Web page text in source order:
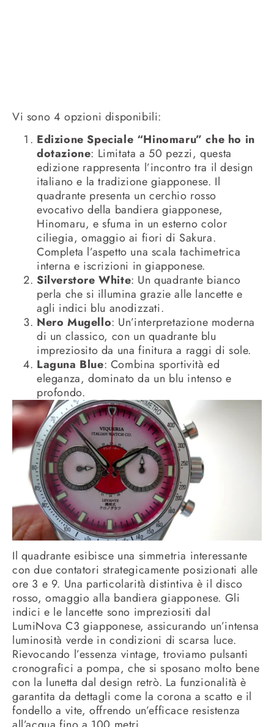
Vi sono 4 opzioni disponibili:
Edizione Speciale “Hinomaru” che ho in
dotazione: Limitata a 50 pezzi, questa
edizione rappresenta l’incontro tra il design
italiano e la tradizione giapponese. Il
quadrante presenta un cerchio rosso
evocativo della bandiera giapponese,
Hinomaru, e sfuma in un esterno color
ciliegia, omaggio ai fiori di Sakura.
Completa l’aspetto una scala tachimetrica
interna e iscrizioni in giapponese.
Silverstore White: Un quadrante bianco
perla che si illumina grazie alle lancette e
agli indici blu anodizzati.
Nero Mugello: Un’interpretazione moderna
di un classico, con un quadrante blu
impreziosito da una finitura a raggi di sole.
Laguna Blue: Combina sportività ed
eleganza, dominato da un blu intenso e
profondo.
Il quadrante esibisce una simmetria interessante
con due contatori strategicamente posizionati alle
ore 3 e 9. Una particolarità distintiva è il disco
rosso, omaggio alla bandiera giapponese. Gli
indici e le lancette sono impreziositi dal
LumiNova C3 giapponese, assicurando un’intensa
luminosità verde in condizioni di scarsa luce.
Rievocando l’essenza vintage, troviamo pulsanti
cronografici a pompa, che si sposano molto bene
con la lunetta dal design retrò. La funzionalità è
garantita da dettagli come la corona a scatto e il
fondello a vite, offrendo un’efficace resistenza